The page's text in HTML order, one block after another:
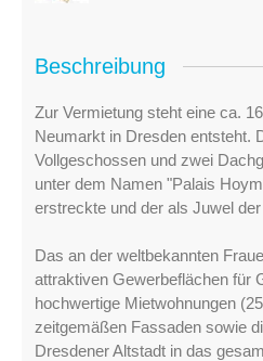
Beschreibung
Zur Vermietung steht eine ca.
Neumarkt in Dresden entsteht.
Vollgeschossen und zwei
unter dem Namen "Palais
erstreckte und der als Juwel
Das an der weltbekannten
attraktiven Gewerbeflächen für
hochwertige Mietwohnungen
zeitgemäßen Fassaden sowie
Dresdener Altstadt in das